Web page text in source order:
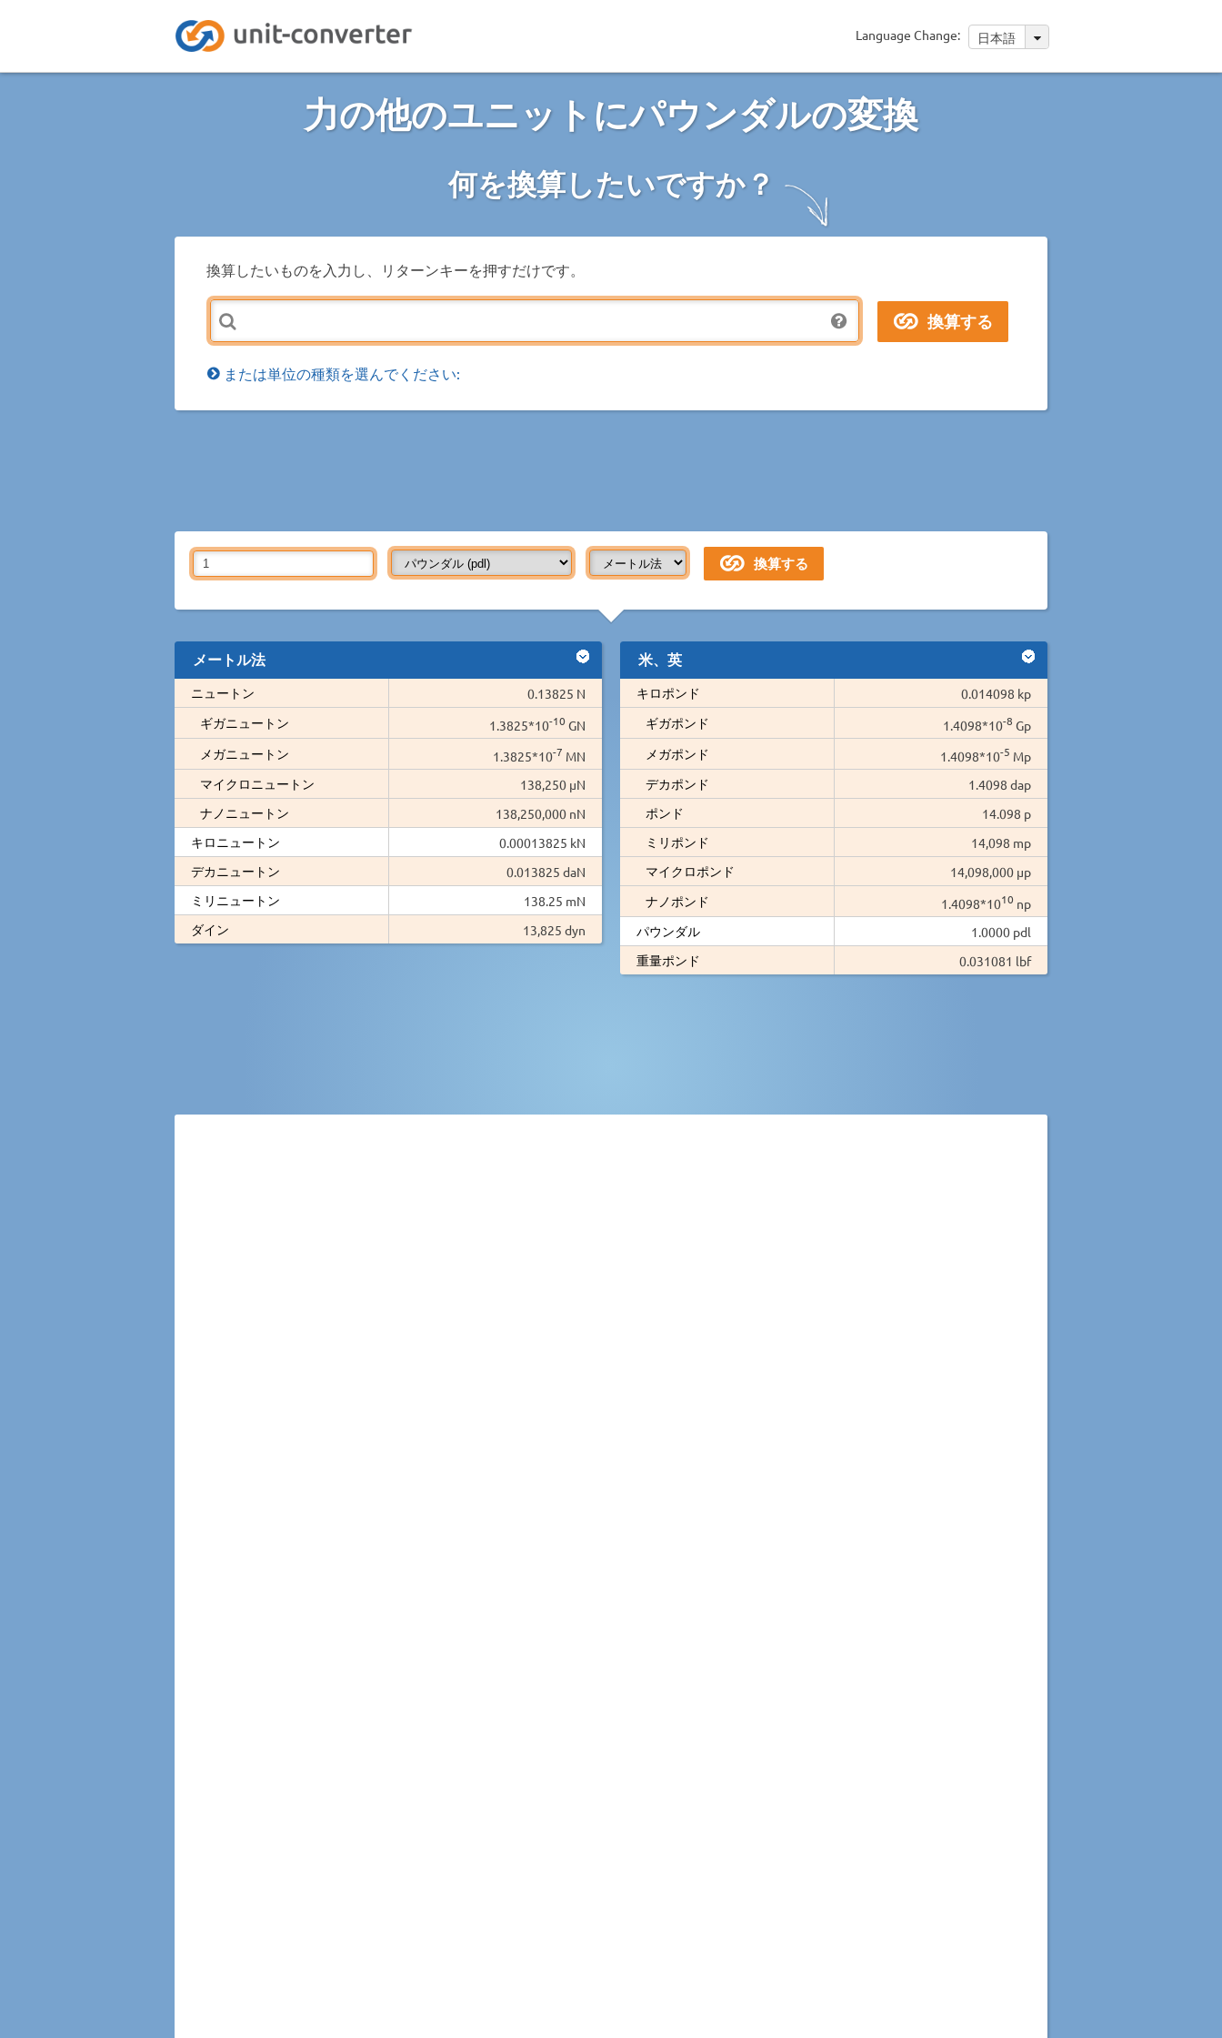
Language Change: 日本語
力の他のユニットにパウンダルの変換
何を換算したいですか？
換算したいものを入力し、リターンキーを押すだけです。
または単位の種類を選んでください:
メートル法
ニュートン
0.13825 N
ギガニュートン
1.3825*10-10 GN
メガニュートン
1.3825*10-7 MN
マイクロニュートン
138,250 µN
ナノニュートン
138,250,000 nN
キロニュートン
0.00013825 kN
デカニュートン
0.013825 daN
ミリニュートン
138.25 mN
ダイン
13,825 dyn
米、英
キロポンド
0.014098 kp
ギガポンド
1.4098*10-8 Gp
メガポンド
1.4098*10-5 Mp
デカポンド
1.4098 dap
ポンド
14.098 p
ミリポンド
14,098 mp
マイクロポンド
14,098,000 µp
ナノポンド
1.4098*1010 np
パウンダル
1.0000 pdl
重量ポンド
0.031081 lbf